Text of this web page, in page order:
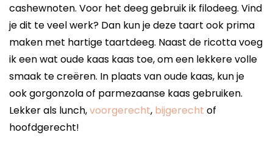
cashewnoten. Voor het deeg gebruik ik filodeeg. Vind
je dit te veel werk? Dan kun je deze taart ook prima
maken met hartige taartdeeg. Naast de ricotta voeg
ik een wat oude kaas kaas toe, om een lekkere volle
smaak te creëren. In plaats van oude kaas, kun je
ook gorgonzola of parmezaanse kaas gebruiken.
Lekker als lunch,voorgerecht, bijgerecht of
hoofdgerecht!